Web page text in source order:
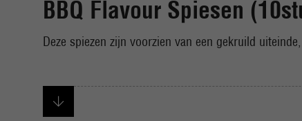
BBQ Flavour Spiesen
Deze spiezen zijn voorzien van een gekruild